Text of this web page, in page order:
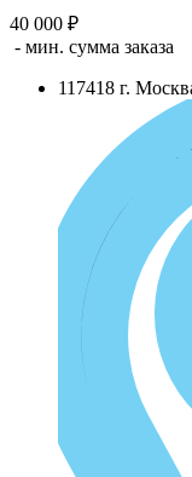
40 000 ₽
- мин. сумма заказа
117418 г.